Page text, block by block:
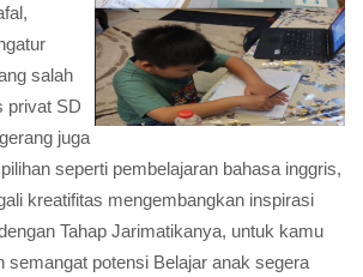
salah
privat SD
juga
seperti pembelajaran bahasa inggris,
kreatifitas mengembangkan inspirasi
Tahap Jarimatikanya, untuk kamu
semangat potensi Belajar anak segera